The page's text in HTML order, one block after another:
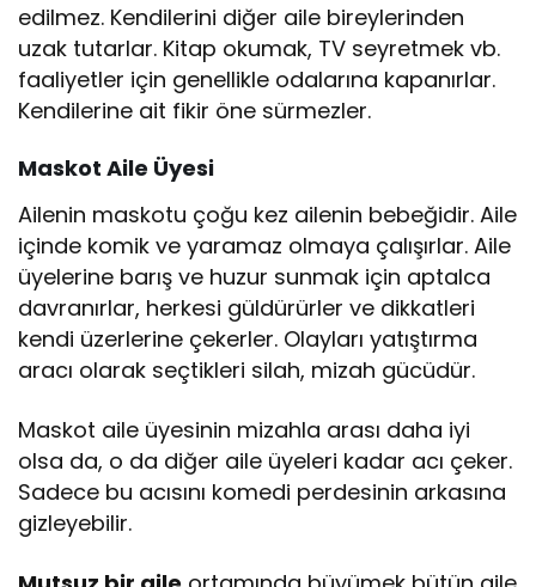
edilmez. Kendilerini diğer aile bireylerinden
uzak tutarlar. Kitap okumak, TV seyretmek vb.
faaliyetler için genellikle odalarına kapanırlar.
Kendilerine ait fikir öne sürmezler.
Maskot Aile Üyesi
Ailenin maskotu çoğu kez ailenin bebeğidir. Aile
içinde komik ve yaramaz olmaya çalışırlar. Aile
üyelerine barış ve huzur sunmak için aptalca
davranırlar, herkesi güldürürler ve dikkatleri
kendi üzerlerine çekerler. Olayları yatıştırma
aracı olarak seçtikleri silah, mizah gücüdür.
Maskot aile üyesinin mizahla arası daha iyi
olsa da, o da diğer aile üyeleri kadar acı çeker.
Sadece bu acısını komedi perdesinin arkasına
gizleyebilir.